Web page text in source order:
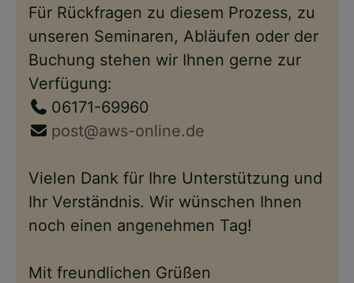
Für Rückfragen zu diesem Prozess, zu
unseren Seminaren, Abläufen oder der
Buchung stehen wir Ihnen gerne zur
Verfügung:
06171-69960
post@aws-online.de
Vielen Dank für Ihre Unterstützung und
Ihr Verständnis. Wir wünschen Ihnen
noch einen angenehmen Tag!
Mit freundlichen Grüßen